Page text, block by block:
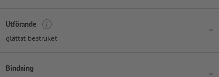
Utförande
glättat bestruket
Bindning